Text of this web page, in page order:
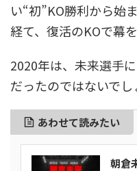
い“初”KO勝利から始
経て、復活のKOで幕
2020年は、未来選手
だったのではないでし
あわせて読みたい
朝倉